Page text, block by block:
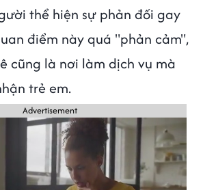
thể hiện sự phản đối gay
điểm này quá "phản cảm",
cũng là nơi làm dịch vụ mà
trẻ em.
Advertisement